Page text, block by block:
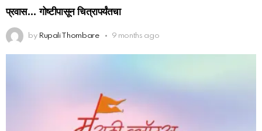
प्रवास… गोष्टीपासून चित्रापर्यंतचा
by Rupali Thombare 9 months ago